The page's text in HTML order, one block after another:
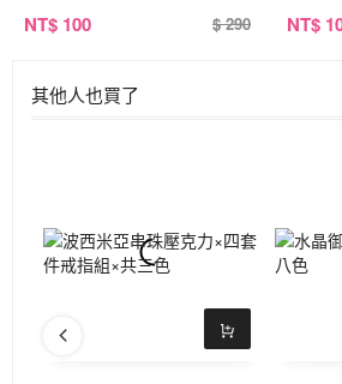
NT$ 100 $ 290 NT$
其他人也買了